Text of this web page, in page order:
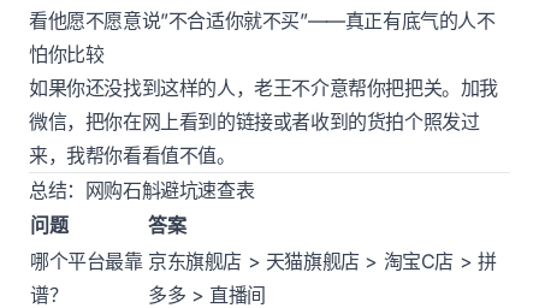
看他愿不愿意说”不合适你就不买”——真正有底气的人不
怕你比较
如果你还没找到这样的人，老王不介意帮你把把关。加我
微信，把你在网上看到的链接或者收到的货拍个照发过
来，我帮你看看值不值。
总结：网购石斛避坑速查表
问题
答案
哪个平台最靠
谱？
京东旗舰店 > 天猫旗舰店 > 淘宝C店 > 拼
多多 > 直播间